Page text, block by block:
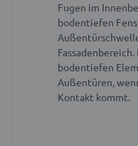
Fugen im
bodentiefen
Fassadenbereich.
bodentiefen
Außentüren,
Kontakt kommt.